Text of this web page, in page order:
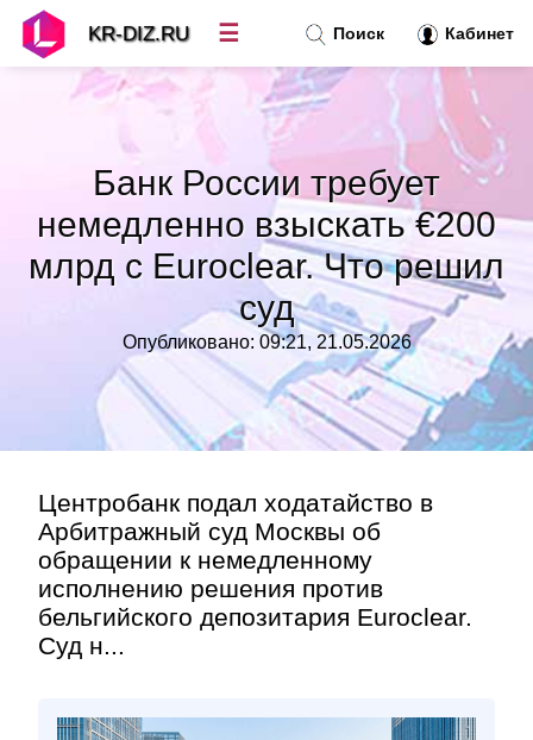
Банк России требует
немедленно взыскать €200
млрд с Euroclear. Что решил
суд
Опубликовано: 09:21, 21.05.2026
Центробанк подал ходатайство в
Арбитражный суд Москвы об
обращении к немедленному
исполнению решения против
бельгийского депозитария Euroclear.
Суд н...
Поиск Кабинет
KR-DIZ.RU ☰
Топ новостей »
Рубрики »
»
Контакт